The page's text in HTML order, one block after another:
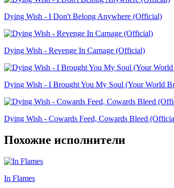
Dying Wish - I Don't Belong Anywhere (Official)
Dying Wish - Revenge In Carnage (Official)
Dying Wish - I Brought You My Soul (Your World
Dying Wish - Cowards Feed, Cowards Bleed
Похожие исполнители
In Flames